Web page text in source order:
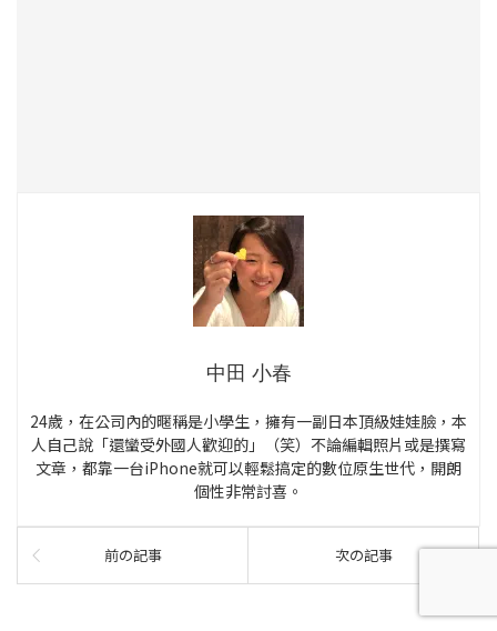
中田 小春
24歲，在公司內的暱稱是小學生，擁有一副日本頂級娃娃臉，本
人自己說「還蠻受外國人歡迎的」（笑）不論編輯照片或是撰寫
文章，都靠一台iPhone就可以輕鬆搞定的數位原生世代，開朗
個性非常討喜。
前の記事 次の記事